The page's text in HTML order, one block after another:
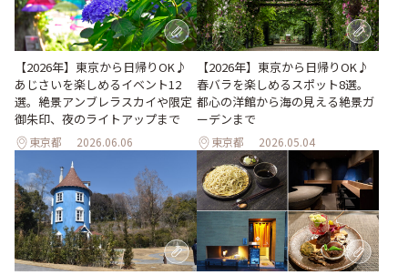
【2026年】東京から日帰りOK♪
あじさいを楽しめるイベント12
選。絶景アンブレラスカイや限定
御朱印、夜のライトアップまで
東京都 2026.06.06
【2026年】東京から日帰りOK♪
春バラを楽しめるスポット8選。
都心の洋館から海の見える絶景ガ
ーデンまで
東京都 2026.05.04